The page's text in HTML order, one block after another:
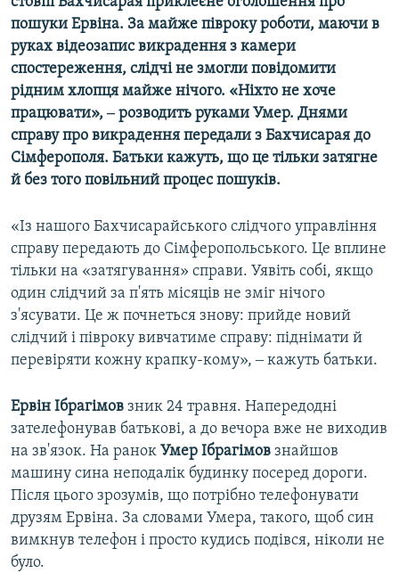
пошуки Ервіна. За майже півроку роботи, маючи в
руках відеозапис викрадення з камери
спостереження, слідчі не змогли повідомити
рідним хлопця майже нічого. «Ніхто не хоче
працювати», ‒ розводить руками Умер. Днями
справу про викрадення передали з Бахчисарая до
Сімферополя. Батьки кажуть, що це тільки затягне
й без того повільний процес пошуків.
«Із нашого Бахчисарайського слідчого управління
справу передають до Сімферопольського. Це вплине
тільки на «затягування» справи. Уявіть собі, якщо
один слідчий за п'ять місяців не зміг нічого
з'ясувати. Це ж почнеться знову: прийде новий
слідчий і півроку вивчатиме справу: піднімати й
перевіряти кожну крапку-кому», ‒ кажуть батьки.
Ервін Ібрагімов зник 24 травня. Напередодні
зателефонував батькові, а до вечора вже не виходив
на зв'язок. На ранок Умер Ібрагімов знайшов
машину сина неподалік будинку посеред дороги.
Після цього зрозумів, що потрібно телефонувати
друзям Ервіна. За словами Умера, такого, щоб син
вимкнув телефон і просто кудись подівся, ніколи не
було.